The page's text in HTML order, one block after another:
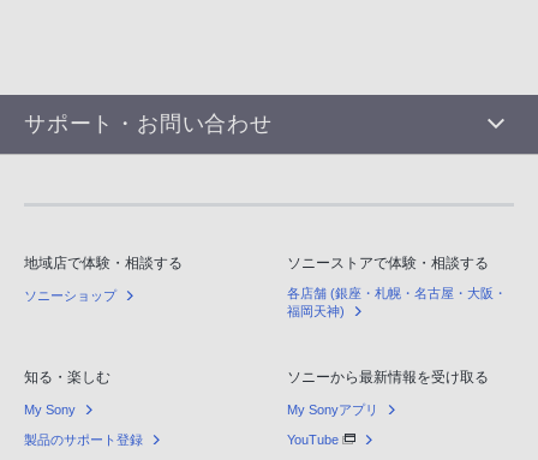
サポート・お問い合わせ
地域店で体験・相談する
ソニーショップ
ソニーストアで体験・相談する
各店舗 (銀座・札幌・名古屋・大阪・
福岡天神)
知る・楽しむ
My Sony
製品のサポート登録
ソニーから最新情報を受け取る
My Sonyアプリ
YouTube